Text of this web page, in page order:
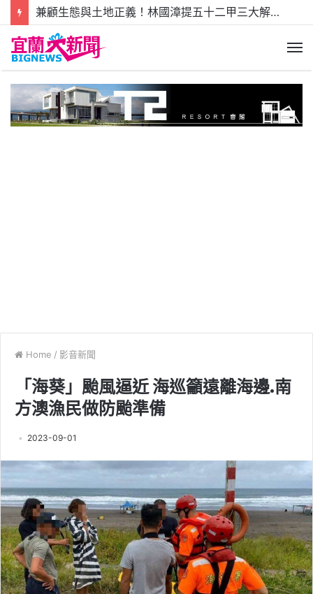
兼顧生態與土地正義！林國漳提五十二甲三大解方.承諾縣長任內全力解套
Home / 影音新聞
「海葵」颱風逼近 海巡籲遠離海邊.南
方澳漁民做防颱準備
2023-09-01